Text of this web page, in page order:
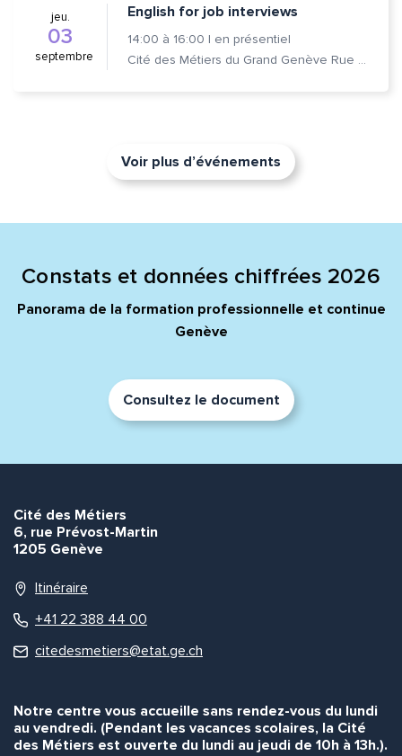
jeu.
03
septembre
English for job interviews
14:00 à 16:00 | en présentiel
Cité des Métiers du Grand Genève Rue Prévost-Martin 6 1205 Genève
Voir plus d’événements
Constats et données chiffrées 2026
Panorama de la formation professionnelle et continue
Genève
Consultez le document
Cité des Métiers
6, rue Prévost-Martin
1205 Genève
Itinéraire
+41 22 388 44 00
citedesmetiers@etat.ge.ch
Notre centre vous accueille sans rendez-vous du lundi
au vendredi. (Pendant les vacances scolaires, la Cité
des Métiers est ouverte du lundi au jeudi de 10h à 13h.).